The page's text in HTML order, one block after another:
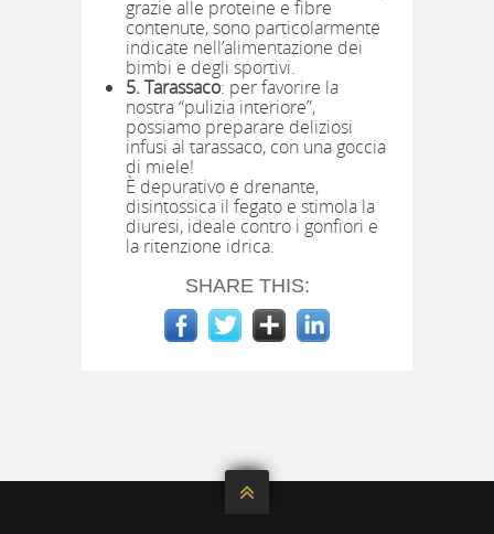
grazie alle proteine e fibre
contenute, sono particolarmente
indicate nell’alimentazione dei
bimbi e degli sportivi.
5. Tarassaco: per favorire la
nostra “pulizia interiore”,
possiamo preparare deliziosi
infusi al tarassaco, con una goccia
di miele!
È depurativo e drenante,
disintossica il fegato e stimola la
diuresi, ideale contro i gonfiori e
la ritenzione idrica.
SHARE THIS:
